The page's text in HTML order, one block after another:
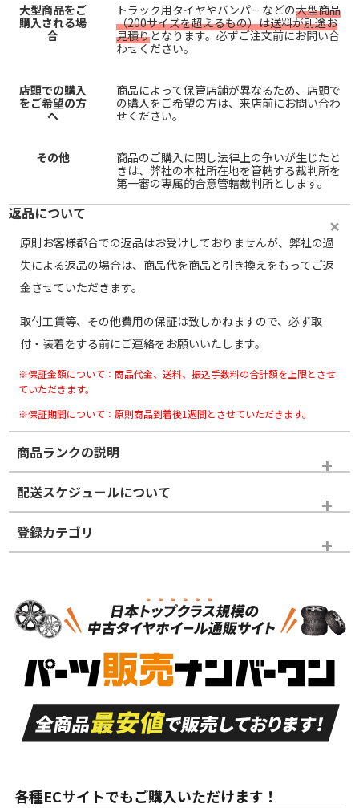
大型商品をご
購入される場
合
トラック用タイヤやバンパーなどの大型商品
（200サイズを超えるもの）は送料が別途お
見積りとなります。必ずご注文前にお問い合
わせください。
店頭での購入
をご希望の方
へ
商品によって保管店舗が異なるため、店頭で
の購入をご希望の方は、来店前にお問い合わ
せください。
その他
商品のご購入に関し法律上の争いが生じたと
きは、弊社の本社所在地を管轄する裁判所を
第一審の専属的合意管轄裁判所とします。
返品について
原則お客様都合での返品はお受けしておりませんが、弊社の過
失による返品の場合は、商品代を商品と引き換えをもってご返
金させていただきます。
取付工賃等、その他費用の保証は致しかねますので、必ず取
付・装着をする前にご連絡をお願いいたします。
※保証金額について：商品代金、送料、振込手数料の合計額を上限とさせ
ていただきます。
※保証期間について：原則商品到着後1週間とさせていただきます。
商品ランクの説明
※商品ランクは出品者の主観により判断しておりますので、あら
かじめご了承ください。
ホイールランク
S
品）
S
新車外し品（新古
付き
A
走行距離も少なく、
目立つ傷もほとんど
ない中古品
A
走行距離も少なく、
非常に状態の良い中
古品
な中古品
んどない中古品
配送スケジュールについて
登録カテゴリ
スタッドレスタイヤホイールセット
各種ECサイトでもご購入いただけます！